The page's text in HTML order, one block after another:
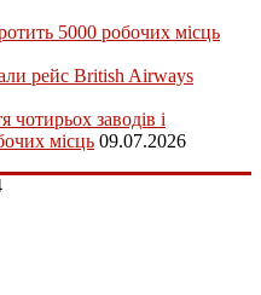
5000 робочих місць
рейс British Airways
чотирьох заводів і
місць 09.07.2026